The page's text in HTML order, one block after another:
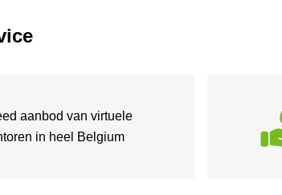
aanbod van virtuele
in heel Belgium